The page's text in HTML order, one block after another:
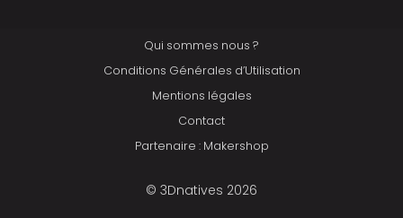
Qui sommes nous ?
Conditions Générales d’Utilisation
Mentions légales
Contact
Partenaire : Makershop
© 3Dnatives 2026